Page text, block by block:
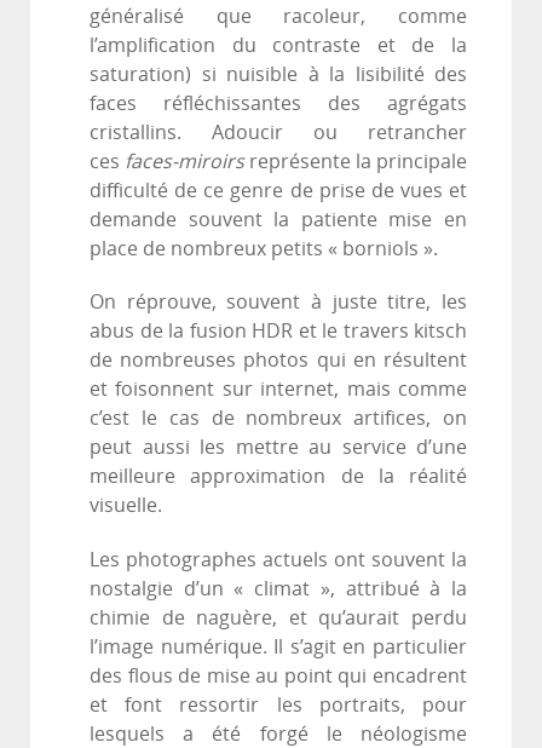
généralisé que racoleur, comme
l’amplification du contraste et de la
saturation) si nuisible à la lisibilité des
faces réfléchissantes des agrégats
cristallins. Adoucir ou retrancher
ces faces-miroirsreprésente la principale
difficulté de ce genre de prise de vues et
demande souvent la patiente mise en
place de nombreux petits « borniols ».
On réprouve, souvent à juste titre, les
abus de la fusion HDR et le travers kitsch
de nombreuses photos qui en résultent
et foisonnent sur internet, mais comme
c’est le cas de nombreux artifices, on
peut aussi les mettre au service d’une
meilleure approximation de la réalité
visuelle.
Les photographes actuels ont souvent la
nostalgie d’un « climat », attribué à la
chimie de naguère, et qu’aurait perdu
l’image numérique. Il s’agit en particulier
des flous de mise au point qui encadrent
et font ressortir les portraits, pour
lesquels a été forgé le néologisme